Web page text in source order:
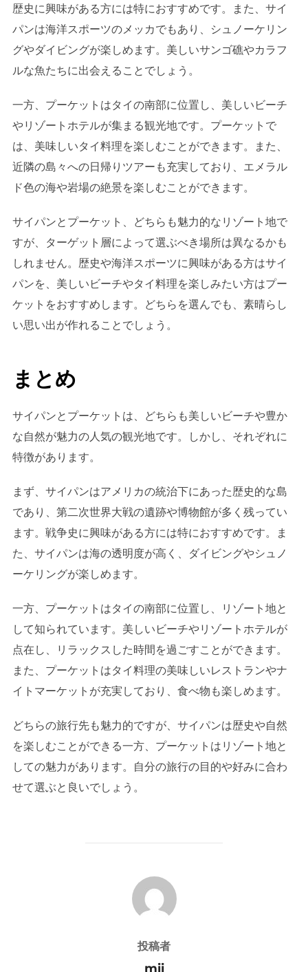
歴史に興味がある方には特におすすめです。また、サイ
パンは海洋スポーツのメッカでもあり、シュノーケリン
グやダイビングが楽しめます。美しいサンゴ礁やカラフ
ルな魚たちに出会えることでしょう。
一方、プーケットはタイの南部に位置し、美しいビーチ
やリゾートホテルが集まる観光地です。プーケットで
は、美味しいタイ料理を楽しむことができます。また、
近隣の島々への日帰りツアーも充実しており、エメラル
ド色の海や岩場の絶景を楽しむことができます。
サイパンとプーケット、どちらも魅力的なリゾート地で
すが、ターゲット層によって選ぶべき場所は異なるかも
しれません。歴史や海洋スポーツに興味がある方はサイ
パンを、美しいビーチやタイ料理を楽しみたい方はプー
ケットをおすすめします。どちらを選んでも、素晴らし
い思い出が作れることでしょう。
まとめ
サイパンとプーケットは、どちらも美しいビーチや豊か
な自然が魅力の人気の観光地です。しかし、それぞれに
特徴があります。
まず、サイパンはアメリカの統治下にあった歴史的な島
であり、第二次世界大戦の遺跡や博物館が多く残ってい
ます。戦争史に興味がある方には特におすすめです。ま
た、サイパンは海の透明度が高く、ダイビングやシュノ
ーケリングが楽しめます。
一方、プーケットはタイの南部に位置し、リゾート地と
して知られています。美しいビーチやリゾートホテルが
点在し、リラックスした時間を過ごすことができます。
また、プーケットはタイ料理の美味しいレストランやナ
イトマーケットが充実しており、食べ物も楽しめます。
どちらの旅行先も魅力的ですが、サイパンは歴史や自然
を楽しむことができる一方、プーケットはリゾート地と
しての魅力があります。自分の旅行の目的や好みに合わ
せて選ぶと良いでしょう。
投稿者
投稿者
mii